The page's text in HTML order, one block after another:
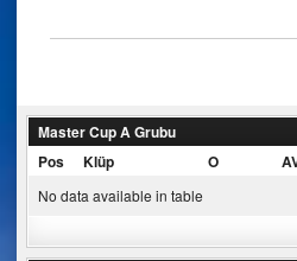
Master Cup A Grubu
Pos
Klüp O
No data available in table